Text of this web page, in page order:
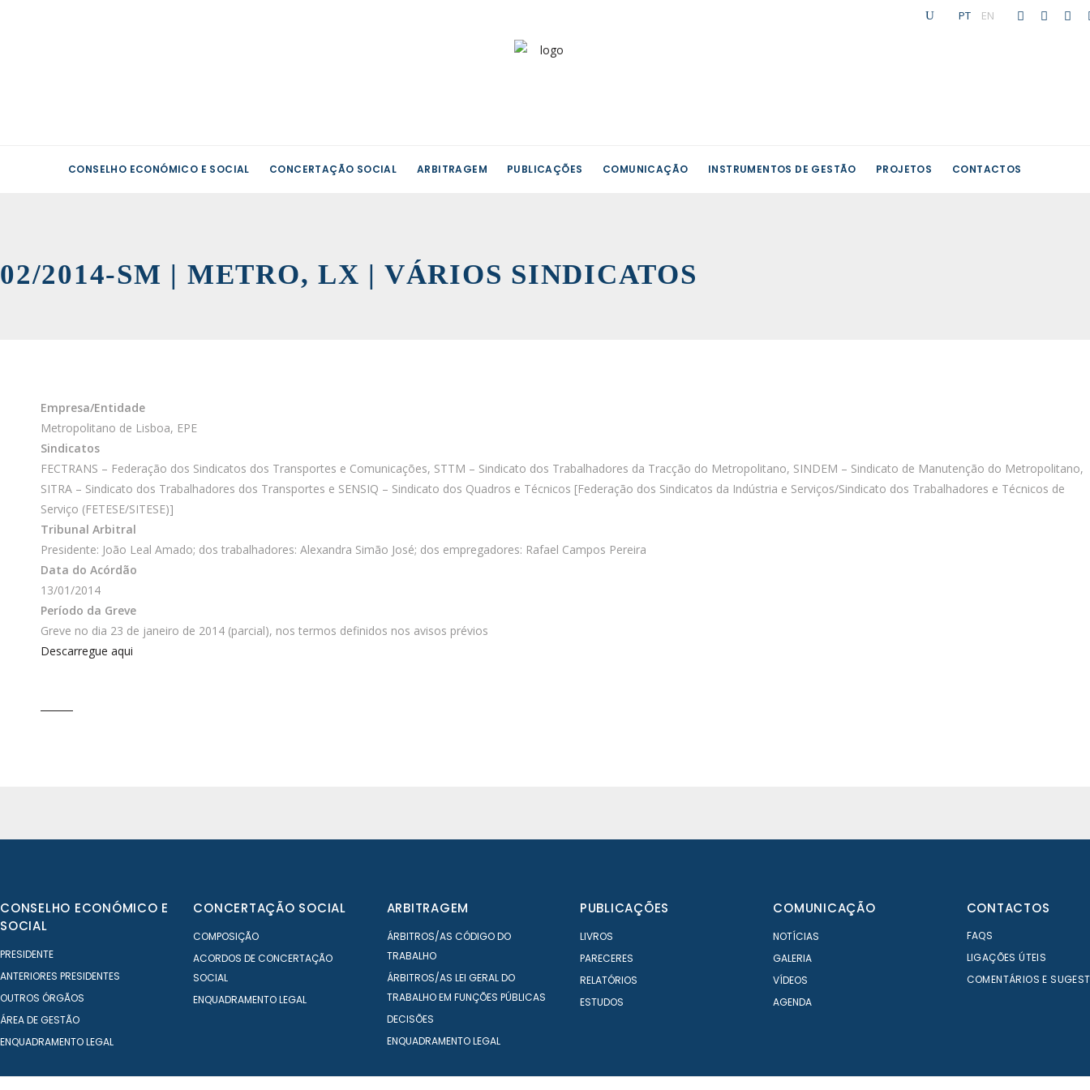
PT EN
CONSELHO ECONÓMICO E SOCIAL CONCERTAÇÃO SOCIAL ARBITRAGEM PUBLICAÇÕES COMUNICAÇÃO INSTRUMENTOS DE GESTÃO PROJETOS CONTACTOS
02/2014-SM | METRO, LX | VÁRIOS SINDICATOS
Empresa/Entidade
Metropolitano de Lisboa, EPE
Sindicatos
FECTRANS – Federação dos Sindicatos dos Transportes e Comunicações, STTM – Sindicato dos Trabalhadores da Tracção do Metropolitano, SINDEM – Sindicato de Manutenção do Metropolitano,
SITRA – Sindicato dos Trabalhadores dos Transportes e SENSIQ – Sindicato dos Quadros e Técnicos [Federação dos Sindicatos da Indústria e Serviços/Sindicato dos Trabalhadores e Técnicos de
Serviço (FETESE/SITESE)]
Tribunal Arbitral
Presidente: João Leal Amado; dos trabalhadores: Alexandra Simão José; dos empregadores: Rafael Campos Pereira
Data do Acórdão
13/01/2014
Período da Greve
Greve no dia 23 de janeiro de 2014 (parcial), nos termos definidos nos avisos prévios
Descarregue aqui
CONSELHO ECONÓMICO E
SOCIAL
PRESIDENTE
ANTERIORES PRESIDENTES
OUTROS ÓRGÃOS
ÁREA DE GESTÃO
ENQUADRAMENTO LEGAL
CONCERTAÇÃO SOCIAL
COMPOSIÇÃO
ACORDOS DE CONCERTAÇÃO
SOCIAL
ENQUADRAMENTO LEGAL
ARBITRAGEM
ÁRBITROS/AS CÓDIGO DO
TRABALHO
ÁRBITROS/AS LEI GERAL DO
TRABALHO EM FUNÇÕES PÚBLICAS
DECISÕES
ENQUADRAMENTO LEGAL
PUBLICAÇÕES
LIVROS
PARECERES
RELATÓRIOS
ESTUDOS
COMUNICAÇÃO
NOTÍCIAS
GALERIA
VÍDEOS
AGENDA
CONTACTOS
FAQS
LIGAÇÕES ÚTEIS
COMENTÁRIOS E